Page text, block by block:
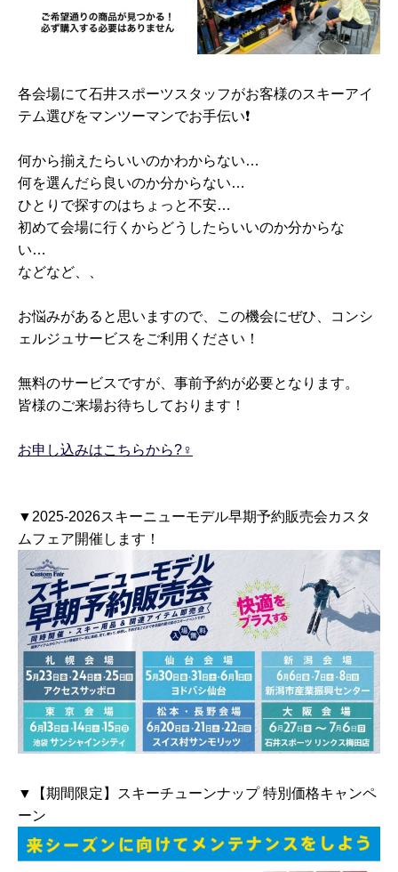
各会場にて石井スポーツスタッフがお客様のスキーアイ
テム選びをマンツーマンでお手伝い❗️
何から揃えたらいいのかわからない…
何を選んだら良いのか分からない…
ひとりで探すのはちょっと不安…
初めて会場に行くからどうしたらいいのか分からな
い…
などなど、、
お悩みがあると思いますので、この機会にぜひ、コンシ
ェルジュサービスをご利用ください！
無料のサービスですが、事前予約が必要となります。
皆様のご来場お待ちしております！
お申し込みはこちらから?‍♀️
▼2025-2026スキーニューモデル早期予約販売会カスタ
ムフェア開催します！
▼【期間限定】スキーチューンナップ 特別価格キャンペ
ーン